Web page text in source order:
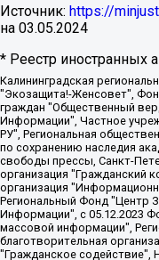
Источник: https://
на 03.05.2024
* Реестр иностранных
Калининградская региональная общественная организация "Экозащита!-Женсовет", Фонд содействия защите прав и свобод граждан "Общественный вердикт", Фонд "Институт Развития Свободы Информации", Частное учреждение "Информационное агентство МЕМО. РУ", Региональная общественная организация "Общественная комиссия по сохранению наследия академика Сахарова", Фонд поддержки свободы прессы, Санкт-Петербургская общественная правозащитная организация "Гражданский контроль", Межрегиональная общественная организация "Информационно-просветительский центр "Мемориал", Региональный Фонд "Центр Защиты Прав Средств Массовой Информации", с 05.12.2023 Фонд "Центр Защиты Прав Средств массовой информации", Региональная общественная благотворительная организация помощи беженцам и мигрантам "Гражданское содействие", Негосударственное образовательное учреждение дополнительного профессионального образования (повышение квалификации) специалистов "АКАДЕМИЯ ПО ПРАВАМ ЧЕЛОВЕКА", Свердловская региональная общественная организация "Сутяжник", Автономная некоммерческая организация "Центр независимых социологических исследований", Союз общественных объединений "Российский исследовательский центр по правам человека", Региональное общественное учреждение научно-информационный центр "МЕМОРИАЛ", Некоммерческая организация "Фонд защиты гласности", Автономная некоммерческая организация "Институт прав человека", Городская общественная организация "Екатеринбургское общество "МЕМОРИАЛ", Городская общественная организация "Рязанское историко-просветительское и правозащитное общество "Мемориал" (Рязанский Мемориал), Челябинский региональный орган общественной самодеятельности – женское общественное объединение "Женщины Евразии", Челябинский региональный орган общественной самодеятельности "Уральская правозащитная группа", Фонд содействия защите здоровья и социальной справедливости имени Андрея Рылькова, Автономная Некоммерческая Организация "Аналитический Центр Юрия Левады", Автономная некоммерческая организация социальной поддержки населения "Проект Апрель", Региональная общественная организация помощи женщинам и детям, находящимся в кризисной ситуации "Информационно-методический центр "Анна", Фонд содействия развитию массовых коммуникаций и правовому просвещению "Так-так-Так", Фонд содействия устойчивому развитию "Серебряная тайга", Свердловский региональный общественный фонд социальных проектов "Новое время", "Idel.Реалии", Кавказ.Реалии, Крым.Реалии, Телеканал Настоящее Время, Татаро-башкирская служба Радио Свобода (Azatliq Radiosi), Радио Свободная Европа/Радио Свобода (PCE/PC), "Сибирь.Реалии", "Фактограф", Благотворительный фонд помощи осужденным и их семьям, Автономная некоммерческая организация "Институт глобализации и социальных движений", Фонд "В защиту прав заключенных", Частное учреждение "Центр поддержки и содействия развитию средств массовой информации", Пензенский региональный общественный благотворительный фонд "Гражданский союз", "Север.Реалии", Некоммерческая организация Фонд "Правовая инициатива", Общество с ограниченной ответственностью "Радио Свободная Европа/Радио Свобода", Чешское информационное агентство "MEDIUM-ORIENT", Красноярская региональная общественная организация "Мы против СПИДа", Камалягин Денис Николаевич, Маркелов Сергей Евгеньевич, Пономарев Лев Александрович, Савицкая Людмила Алексеевна, Автономная некоммерческая организация "Центр по работе с проблемой насилия "НАСИЛИЮ.НЕТ", Межрегиональный профессиональный союз работников здравоохранения "Альянс врачей", Юридическое лицо, зарегистрированное в Латвийской Республике, SIA "Medusa Project" (регистрационный номер 40103797863, дата регистрации 10.06.2014), Некоммерческая организация "Фонд по борьбе с коррупцией", Автономная некоммерческая организация "Институт права и публичной политики", Баданин Роман Сергеевич, Гликин Максим Александрович, Железнова Мария Михайловна, Лукьянова Юлия Сергеевна, Маетная Елизавета Витальевна, Маняхин Петр Борисович, Чуракова Ольга Владимировна, Ярош Юлия Петровна, Юридическое лицо "The Insider SIA", зарегистрированное в Риге, Латвийская Республика (дата регистрации 26.06.2015), являющееся администратором доменного имени интернет-издания "The Insider SIA", https://theins.ru, Постернак Алексей Евгеньевич, Рубин Михаил Аркадьевич, Анин Роман Александрович, Юридическое лицо Istories fonds, зарегистрированное в Латвийской Республике (регистрационный номер 50008295751, дата регистрации 24.02.2020), Великовский Дмитрий Александрович, Долинина Ирина Николаевна, Мароховская Алеся Алексеевна, Шлейнов Роман Юрьевич, Шмагун Олеся Валентиновна, Общество с ограниченной ответственностью "Альтаир 2021", Общество с ограниченной ответственностью "Вега 2021", Общество с ограниченной ответственностью